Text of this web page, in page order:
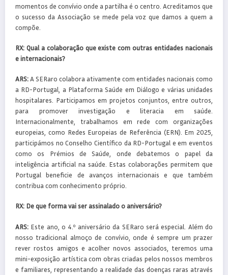
momentos de convívio onde a partilha é o centro. Acreditamos que
o sucesso da Associação se mede pela voz que damos a quem a
compõe.
RX: Qual a colaboração que existe com outras entidades nacionais
e internacionais?
ARS:A SERaro colabora ativamente com entidades nacionais como
a RD-Portugal, a Plataforma Saúde em Diálogo e várias unidades
hospitalares. Participamos em projetos conjuntos, entre outros,
para promover investigação e literacia em saúde.
Internacionalmente, trabalhamos em rede com organizações
europeias, como Redes Europeias de Referência (ERN). Em 2025,
participámos no Conselho Científico da RD-Portugal e em eventos
como os Prémios de Saúde, onde debatemos o papel da
inteligência artificial na saúde. Estas colaborações permitem que
Portugal beneficie de avanços internacionais e que também
contribua com conhecimento próprio.
RX: De que forma vai ser assinalado o aniversário?
ARS: Este ano, o 4.º aniversário da SERaro será especial. Além do
nosso tradicional almoço de convívio, onde é sempre um prazer
rever rostos amigos e acolher novos associados, teremos uma
mini-exposição artística com obras criadas pelos nossos membros
e familiares, representando a realidade das doenças raras através